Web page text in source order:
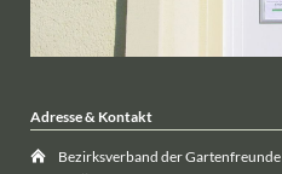
Adresse & Kontakt
Bezirksverband der Gartenfreunde